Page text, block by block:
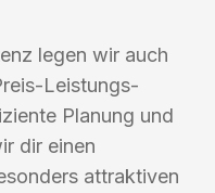
legen wir auch
Leistungs-
Planung und
dir einen
attraktiven